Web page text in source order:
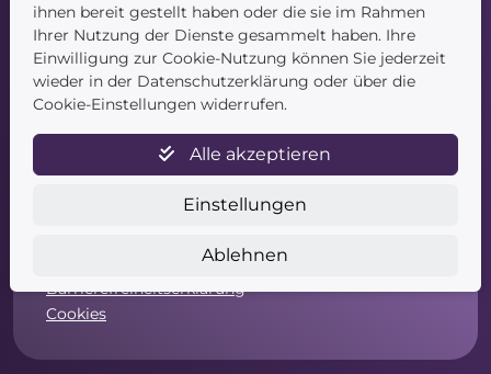
Service
Newsletter
Datenschutz
Widerrufsformular
Barrierefreiheitserklärung
Cookies
ihnen bereit gestellt haben oder die sie im Rahmen
Ihrer Nutzung der Dienste gesammelt haben. Ihre
Einwilligung zur Cookie-Nutzung können Sie jederzeit
wieder in der Datenschutzerklärung oder über die
Cookie-Einstellungen widerrufen.
Alle akzeptieren
Einstellungen
Ablehnen